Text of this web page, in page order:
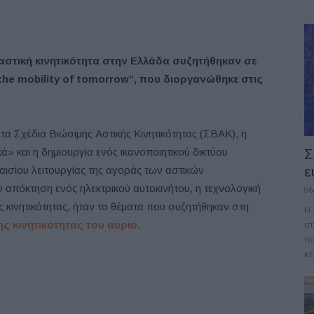
κινητικότητα στην Ελλάδα συζητήθηκαν σε
mobility of tomorrow”, που διοργανώθηκε στις
τα Σχέδια Βιώσιμης Αστικής Κινητικότητας (ΣΒΑΚ), η
και η δημιουργία ενός ικανοποιητικού δικτύου
λειτουργίας της αγοράς των αστικών
ενός ηλεκτρικού αυτοκινήτου, η τεχνολογική
κινητικότητας, ήταν τα θέματα που συζητήθηκαν στη
κινητικότητας του αύριο.
Η